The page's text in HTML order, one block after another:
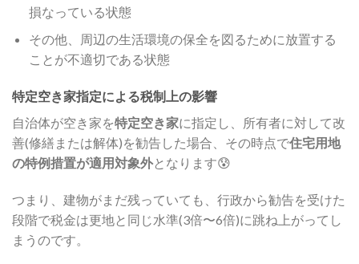
損なっている状態
その他、周辺の生活環境の保全を図るために放置する
ことが不適切である状態
特定空き家指定による税制上の影響
自治体が空き家を特定空き家に指定し、所有者に対して改
善(修繕または解体)を勧告した場合、その時点で住宅用地
の特例措置が適用対象外となります😰
つまり、建物がまだ残っていても、行政から勧告を受けた
段階で税金は更地と同じ水準(3倍〜6倍)に跳ね上がってし
まうのです。